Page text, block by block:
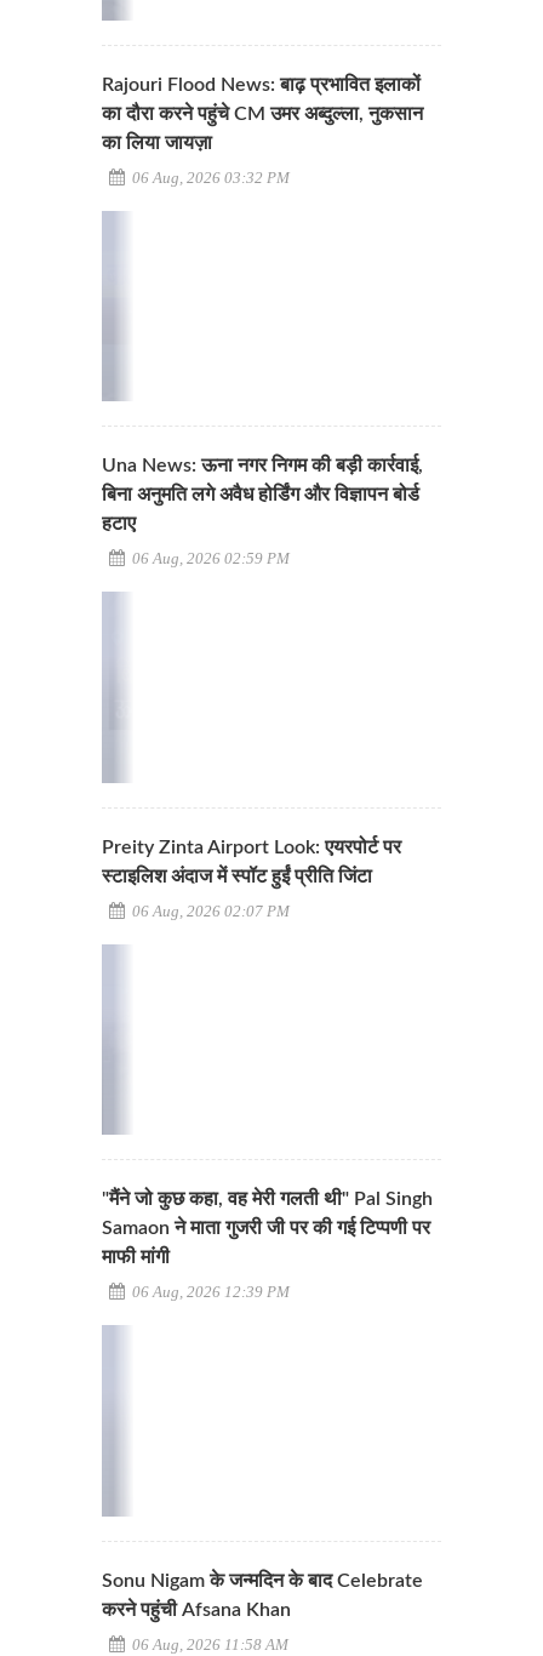
Rajouri Flood News: बाढ़ प्रभावित इलाकों
का दौरा करने पहुंचे CM उमर अब्दुल्ला, नुकसान
का लिया जायज़ा
06 Aug, 2026 03:32 PM
Una News: ऊना नगर निगम की बड़ी कार्रवाई,
बिना अनुमति लगे अवैध होर्डिंग और विज्ञापन बोर्ड
हटाए
06 Aug, 2026 02:59 PM
Preity Zinta Airport Look: एयरपोर्ट पर
स्टाइलिश अंदाज में स्पॉट हुईं प्रीति जिंटा
06 Aug, 2026 02:07 PM
"मैंने जो कुछ कहा, वह मेरी गलती थी" Pal Singh
Samaon ने माता गुजरी जी पर की गई टिप्पणी पर
माफी मांगी
06 Aug, 2026 12:39 PM
Sonu Nigam के जन्मदिन के बाद Celebrate
करने पहुंची Afsana Khan
06 Aug, 2026 11:58 AM